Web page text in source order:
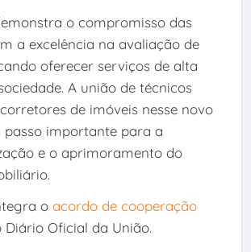
o compromisso das
a excelência na avaliação de
oferecer serviços de alta
A união de técnicos
de imóveis nesse novo
importante para a
e o aprimoramento do
o acordo de cooperação
Diário Oficial da União.